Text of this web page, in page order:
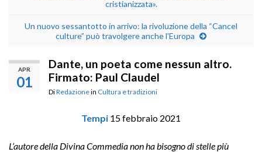
cristianizzata».
Un nuovo sessantotto in arrivo: la rivoluzione della “Cancel
culture” può travolgere anche l’Europa
APR
01
Dante, un poeta come nessun altro.
Firmato: Paul Claudel
DiRedazionein Cultura e tradizioni
Tempi 15 febbraio 2021
L’autore della Divina Commedia non ha bisogno di stelle più